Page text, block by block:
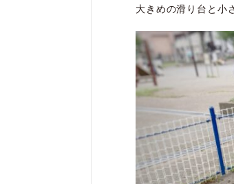
大きめの滑り台と小